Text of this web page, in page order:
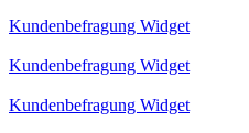
Kundenbefragung Widget
Kundenbefragung Widget
Kundenbefragung Widget